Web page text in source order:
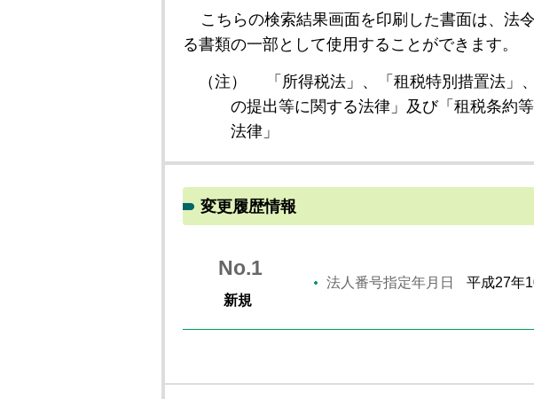
こちらの検索結果画面を印刷した書面は、法
る書類の一部として使用することができます。
（注）
「所得税法」、「租税特別措置法
の提出等に関する法律」及び「租税条約
法律」
変更履歴情報
No.1
新規
法人番号指定年月日 平成27年